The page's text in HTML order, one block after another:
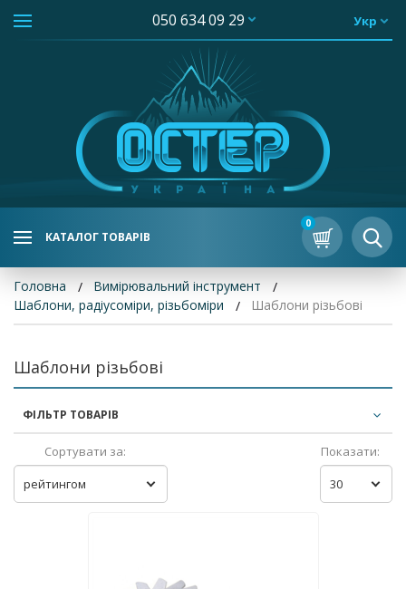
050 634 09 29 Укр
КАТАЛОГ ТОВАРІВ
0
Головна
Вимірювальний інструмент
Шаблони, радіусоміри, різьбоміри
Шаблони різьбові
ФІЛЬТР ТОВАРІВ
Шаблони різьбові
Сортувати за:
рейтингом
Показати:
30